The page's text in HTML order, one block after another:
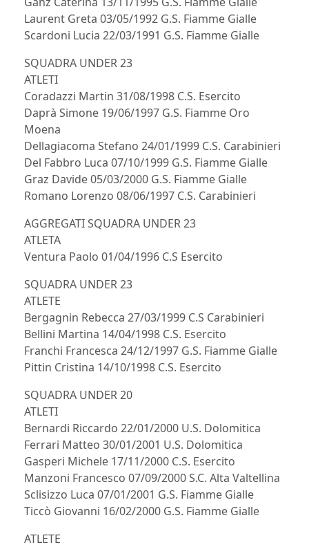
Laurent Greta 03/05/1992 G.S. Fiamme Gialle
Scardoni Lucia 22/03/1991 G.S. Fiamme Gialle
SQUADRA UNDER 23
ATLETI
Coradazzi Martin 31/08/1998 C.S. Esercito
Daprà Simone 19/06/1997 G.S. Fiamme Oro
Moena
Dellagiacoma Stefano 24/01/1999 C.S. Carabinieri
Del Fabbro Luca 07/10/1999 G.S. Fiamme Gialle
Graz Davide 05/03/2000 G.S. Fiamme Gialle
Romano Lorenzo 08/06/1997 C.S. Carabinieri
AGGREGATI SQUADRA UNDER 23
ATLETA
Ventura Paolo 01/04/1996 C.S Esercito
SQUADRA UNDER 23
ATLETE
Bergagnin Rebecca 27/03/1999 C.S Carabinieri
Bellini Martina 14/04/1998 C.S. Esercito
Franchi Francesca 24/12/1997 G.S. Fiamme Gialle
Pittin Cristina 14/10/1998 C.S. Esercito
SQUADRA UNDER 20
ATLETI
Bernardi Riccardo 22/01/2000 U.S. Dolomitica
Ferrari Matteo 30/01/2001 U.S. Dolomitica
Gasperi Michele 17/11/2000 C.S. Esercito
Manzoni Francesco 07/09/2000 S.C. Alta Valtellina
Sclisizzo Luca 07/01/2001 G.S. Fiamme Gialle
Ticcò Giovanni 16/02/2000 G.S. Fiamme Gialle
ATLETE